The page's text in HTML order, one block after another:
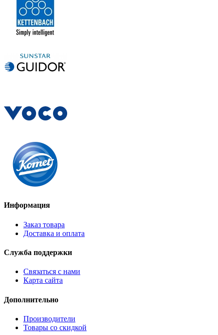
Информация
Заказ товара
Доставка и оплата
Служба поддержки
Связаться с нами
Карта сайта
Дополнительно
Производители
Товары со скидкой